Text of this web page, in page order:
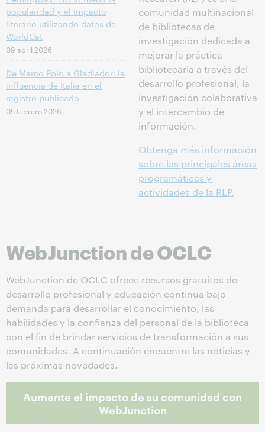
popularidad y el impacto
literario utilizando datos de
WorldCat
09 abril 2026
De Marco Polo a Gladiador: la
influencia de Italia en el
registro publicado
05 febrero 2026
comunidad multinacional
de bibliotecas de
investigación dedicada a
mejorar la práctica
bibliotecaria a través del
desarrollo profesional, la
investigación colaborativa
y el intercambio de
información.
Obtenga más información
sobre las principales áreas
programáticas y
actividades de la RLP.
WebJunction de OCLC
WebJunction de OCLC ofrece recursos gratuitos de
desarrollo profesional y educación continua bajo
demanda para desarrollar el conocimiento, las
habilidades y la confianza del personal de la biblioteca
con el fin de brindar servicios de transformación a sus
comunidades. A continuación encuentre las noticias y
las próximas novedades.
Aumente el impacto de su comunidad con
WebJunction